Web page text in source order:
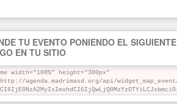
TU EVENTO PONIENDO EL SIGUIENTE
EN TU SITIO